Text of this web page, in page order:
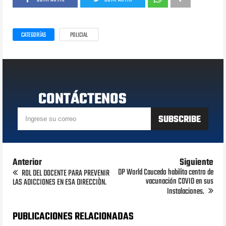
CATEGORÍAS POLICIAL
CONTÁCTENOS
Anterior
ROL DEL DOCENTE PARA PREVENIR
LAS ADICCIONES EN ESA DIRECCIÒN.
Siguiente
DP World Caucedo habilita centro de
vacunación COVID en sus
Instalaciones.
PUBLICACIONES RELACIONADAS